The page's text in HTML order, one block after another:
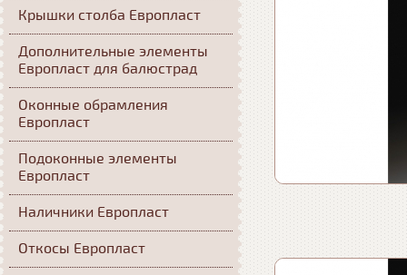
Крышки столба Европласт
Дополнительные элементы
Европласт для балюстрад
Оконные обрамления
Европласт
Подоконные элементы
Европласт
Наличники Европласт
Откосы Европласт